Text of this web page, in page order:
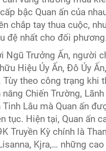
bậc Quan ấn của
chắp tay thua cuộc,
đệ nhất cho đối
Ngũ Trưởng Ấn, người
Hiệu Úy Ấn, Đô Úy
Tùy theo công trạng khi
Chiến Trường,
Tinh Lâu mà Quan ấn
tục. Hiện tại, Quan ấn
Truyền Kỳ chính là
Kjra,… những